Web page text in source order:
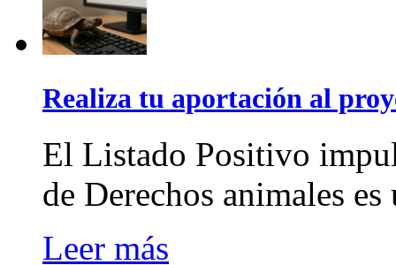
Realiza tu aportación al
El Listado Positivo
de Derechos animales
Leer más